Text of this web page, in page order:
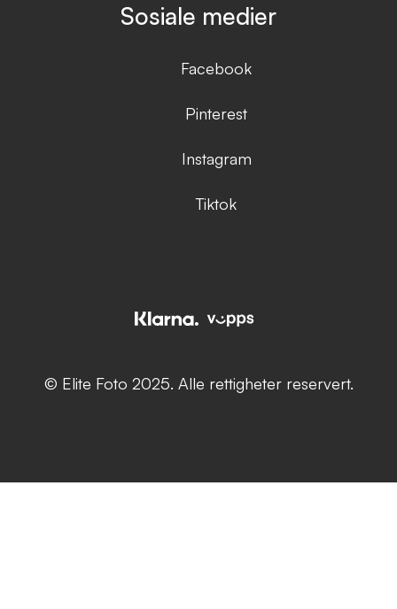
Sosiale medier
Facebook
Pinterest
Instagram
Tiktok
© Elite Foto 2025. Alle rettigheter reservert.